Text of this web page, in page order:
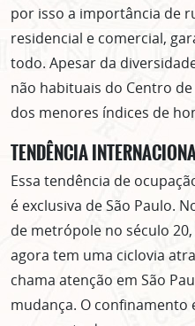
por isso a importância de
residencial e comercial,
todo. Apesar da
não habituais do Centro
dos menores índices de
TENDÊNCIA
Essa tendência de
é exclusiva de São Paulo.
de metrópole no século
agora tem uma ciclovia
chama atenção em São
mudança. O confinamento